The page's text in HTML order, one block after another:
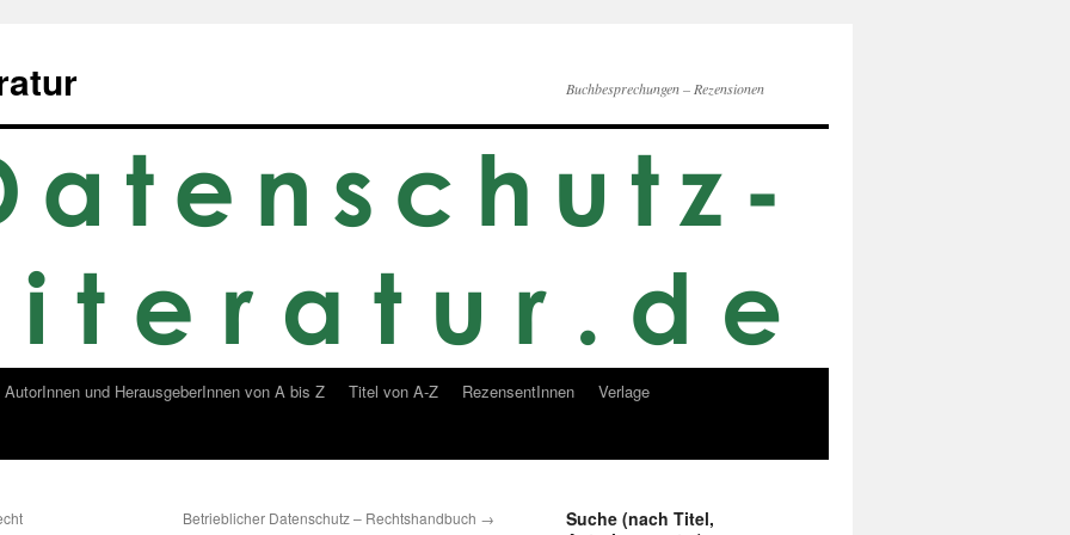
Buchbesprechungen – Rezensionen
AutorInnen und HerausgeberInnen von A bis Z Titel von A-Z RezensentInnen
Verlage
Betrieblicher Datenschutz – Rechtshandbuch →
Suche (nach Titel,